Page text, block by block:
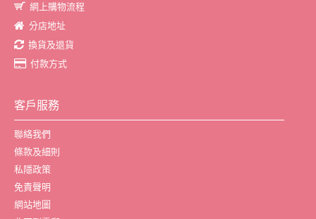
網上購物流程
分店地址
換貨及退貨
付款方式
客戶服務
聯絡我們
條款及細則
私隱政策
免責聲明
網站地圖